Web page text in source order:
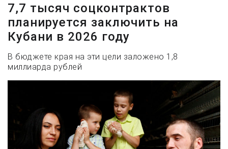
7,7 тысяч соцконтрактов
планируется заключить на
Кубани в 2026 году
В бюджете края на эти цели заложено 1,8
миллиарда рублей